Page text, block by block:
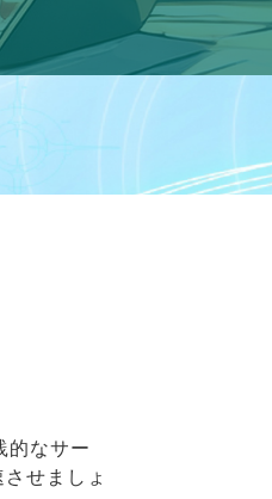
的なサー
せましょ